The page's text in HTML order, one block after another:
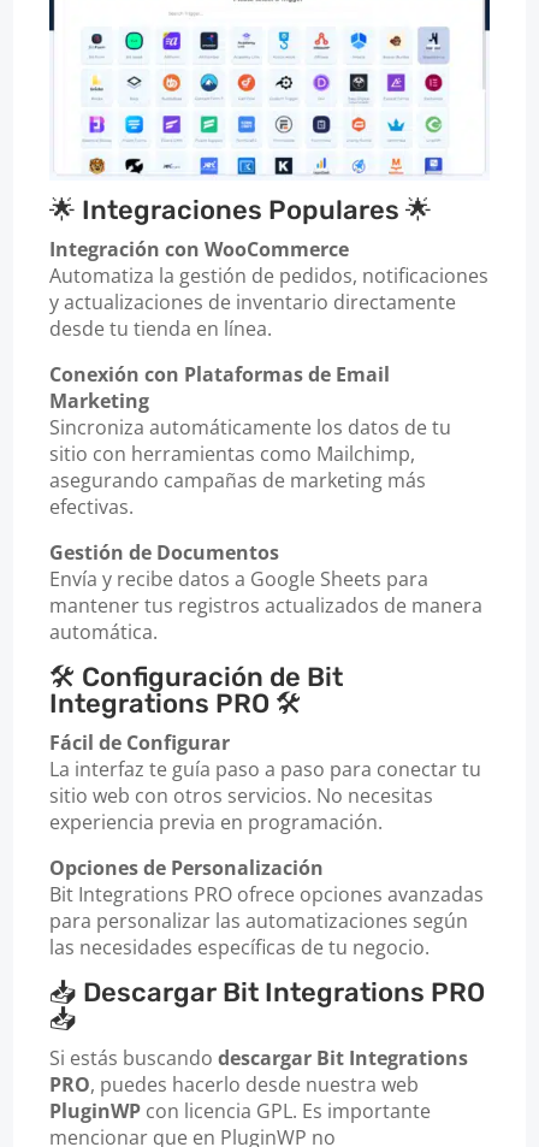
🌟 Integraciones Populares 🌟
Integración con WooCommerce
Automatiza la gestión de pedidos, notificaciones
y actualizaciones de inventario directamente
desde tu tienda en línea.
Conexión con Plataformas de Email
Marketing
Sincroniza automáticamente los datos de tu
sitio con herramientas como Mailchimp,
asegurando campañas de marketing más
efectivas.
Gestión de Documentos
Envía y recibe datos a Google Sheets para
mantener tus registros actualizados de manera
automática.
🛠️ Configuración de Bit
Integrations PRO 🛠️
Fácil de Configurar
La interfaz te guía paso a paso para conectar tu
sitio web con otros servicios. No necesitas
experiencia previa en programación.
Opciones de Personalización
Bit Integrations PRO ofrece opciones avanzadas
para personalizar las automatizaciones según
las necesidades específicas de tu negocio.
📥 Descargar Bit Integrations PRO
📥
Si estás buscandodescargar Bit Integrations
PRO, puedes hacerlo desde nuestra web
PluginWP con licencia GPL. Es importante
mencionar que en PluginWP no